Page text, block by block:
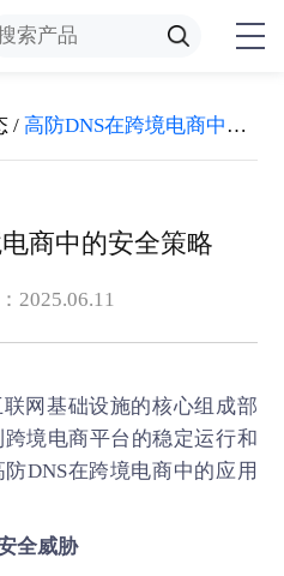
/高防DNS在跨境电商中的安全策略
商中的安全策略
2025.06.11
网基础设施的核心组成部
境电商平台的稳定运行和
防DNS在跨境电商中的应用
全威胁